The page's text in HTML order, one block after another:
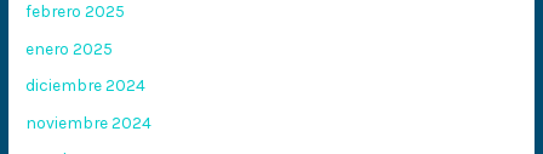
febrero 2025
enero 2025
diciembre 2024
noviembre 2024